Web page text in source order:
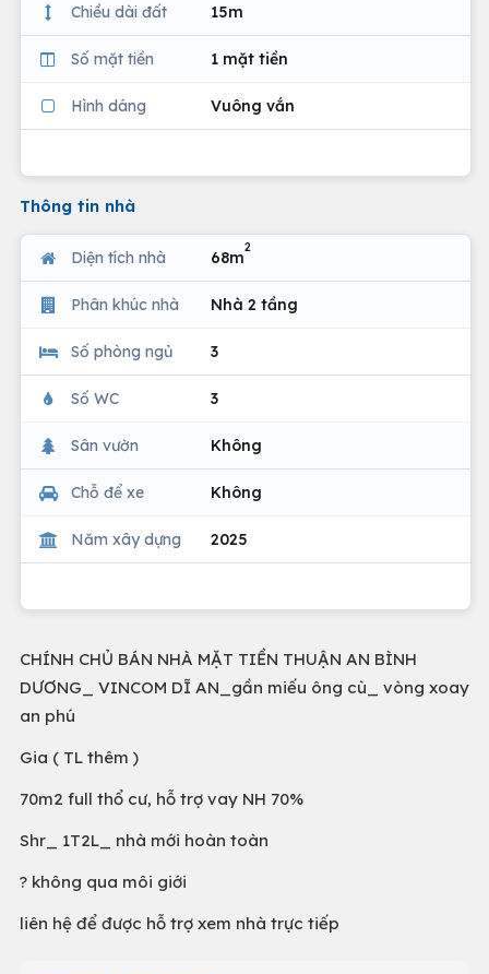
Chiều dài đất 15m
Số mặt tiền 1 mặt tiền
Hình dáng Vuông vắn
Thông tin nhà
Diện tích nhà 68m
2
Phân khúc nhà Nhà 2 tầng
Số phòng ngủ 3
Số WC 3
Sân vườn Không
Chỗ để xe Không
Năm xây dựng 2025
CHÍNH CHỦ BÁN NHÀ MẶT TIỀN THUẬN AN BÌNH
DƯƠNG_ VINCOM DĨ AN_gần miếu ông cù_ vòng xoay
an phú
Gia ( TL thêm )
70m2 full thổ cư, hỗ trợ vay NH 70%
Shr_ 1T2L_ nhà mới hoàn toàn
? không qua môi giới
liên hệ để được hỗ trợ xem nhà trực tiếp